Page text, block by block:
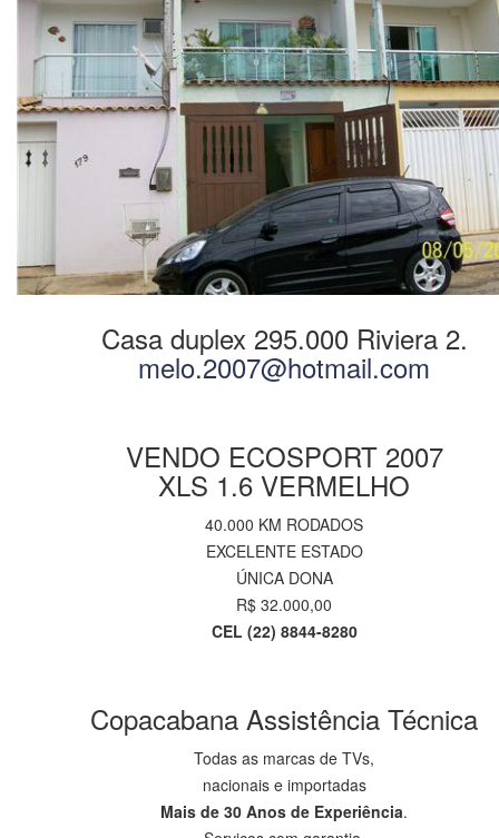
Casa duplex 295.000 Riviera 2.
melo.2007@hotmail.com
VENDO ECOSPORT 2007
XLS 1.6 VERMELHO
40.000 KM RODADOS
EXCELENTE ESTADO
ÚNICA DONA
R$ 32.000,00
CEL (22) 8844-8280
Copacabana Assistência Técnica
Todas as marcas de TVs,
nacionais e importadas
Mais de 30 Anos de Experiência.